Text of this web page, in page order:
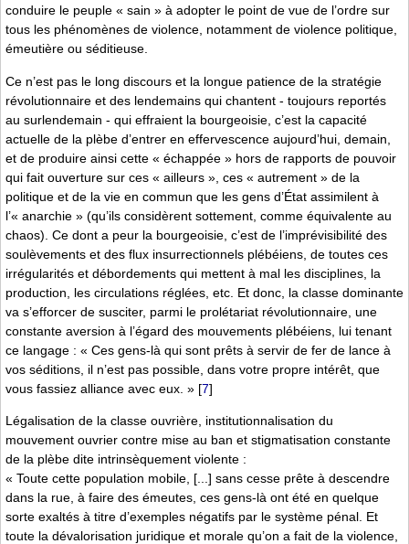
conduire le peuple « sain » à adopter le point de vue de l’ordre sur
tous les phénomènes de violence, notamment de violence politique,
émeutière ou séditieuse.
Ce n’est pas le long discours et la longue patience de la stratégie
révolutionnaire et des lendemains qui chantent - toujours reportés
au surlendemain - qui effraient la bourgeoisie, c’est la capacité
actuelle de la plèbe d’entrer en effervescence aujourd’hui, demain,
et de produire ainsi cette « échappée » hors de rapports de pouvoir
qui fait ouverture sur ces « ailleurs », ces « autrement » de la
politique et de la vie en commun que les gens d’État assimilent à
l’« anarchie » (qu’ils considèrent sottement, comme équivalente au
chaos). Ce dont a peur la bourgeoisie, c’est de l’imprévisibilité des
soulèvements et des flux insurrectionnels plébéiens, de toutes ces
irrégularités et débordements qui mettent à mal les disciplines, la
production, les circulations réglées, etc. Et donc, la classe dominante
va s’efforcer de susciter, parmi le prolétariat révolutionnaire, une
constante aversion à l’égard des mouvements plébéiens, lui tenant
ce langage : « Ces gens-là qui sont prêts à servir de fer de lance à
vos séditions, il n’est pas possible, dans votre propre intérêt, que
vous fassiez alliance avec eux. » [7]
Légalisation de la classe ouvrière, institutionnalisation du
mouvement ouvrier contre mise au ban et stigmatisation constante
de la plèbe dite intrinsèquement violente :
« Toute cette population mobile, [...] sans cesse prête à descendre
dans la rue, à faire des émeutes, ces gens-là ont été en quelque
sorte exaltés à titre d’exemples négatifs par le système pénal. Et
toute la dévalorisation juridique et morale qu’on a fait de la violence,